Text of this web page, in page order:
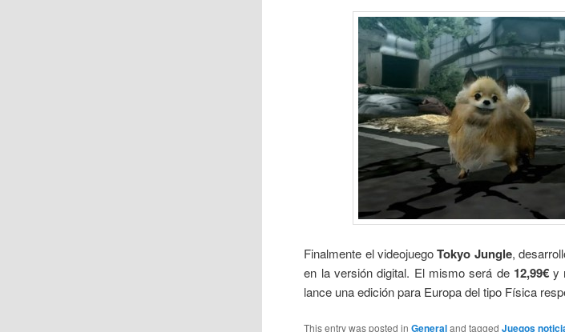
Finalmente el videojuegoTokyo Jungle,
en la versión digital. El mismo será de 12,99€y
lance una edición para Europa del tipo Física
This entry was posted inGeneraland taggedJuegos